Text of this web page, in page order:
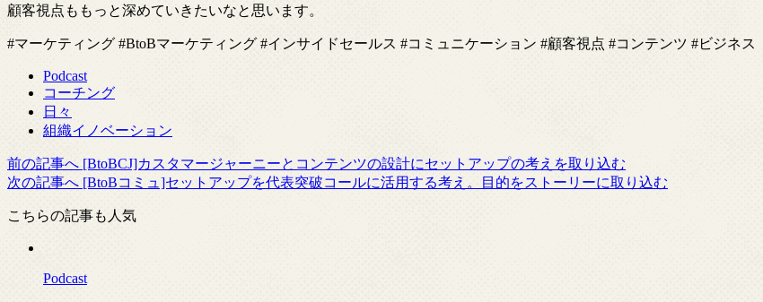
顧客視点ももっと深めていきたいなと思います。
#マーケティング #BtoBマーケティング #インサイドセールス #コミュニケーション #顧客視点 #コンテンツ #ビジネス
Podcast
コーチング
日々
組織イノベーション
前の記事へ [BtoBCJ]カスタマージャーニーとコンテンツの設計にセットアップの考えを取り込む
次の記事へ [BtoBコミュ]セットアップを代表突破コールに活用する考え。目的をストーリーに取り込む
こちらの記事も人気
Podcast